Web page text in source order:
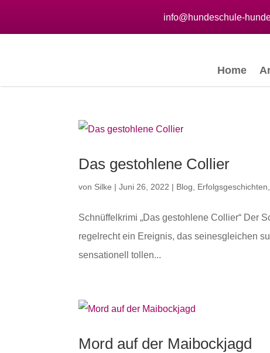
info@hundeschule-
Home
Das gestohlene Collier
von Silke |Juni 26, 2022 | Blog Erfolgsgeschichten
Schnüffelkrimi „Das gestohlene Collier“ Der
regelrecht ein Ereignis, das seinesgleichen
sensationell tollen...
Mord auf der Maibockjagd